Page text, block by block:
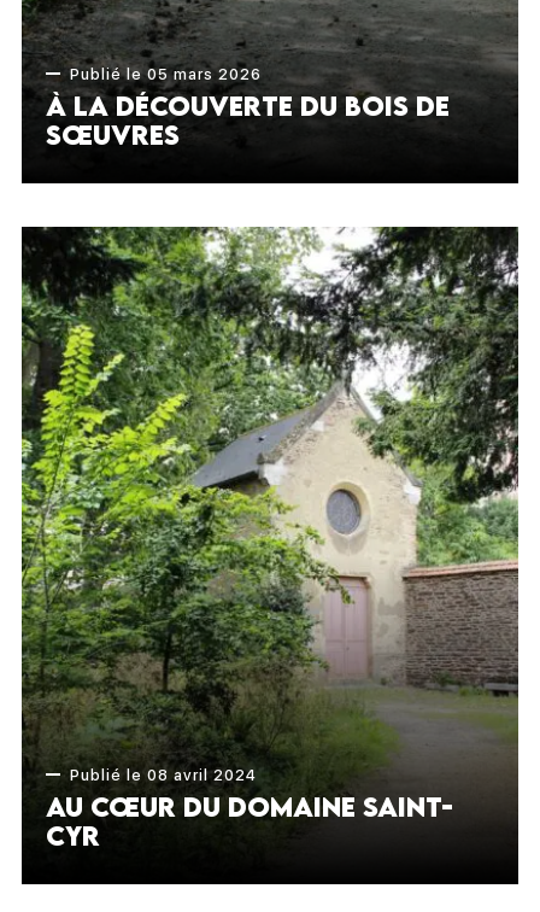
Publié le 05 mars 2026
À la découverte du Bois de
Sœuvres
Publié le 08 avril 2024
Au cœur du Domaine Saint-
Cyr